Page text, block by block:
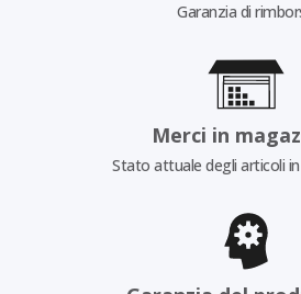
Garanzia di
Merci in
Stato attuale degli articoli